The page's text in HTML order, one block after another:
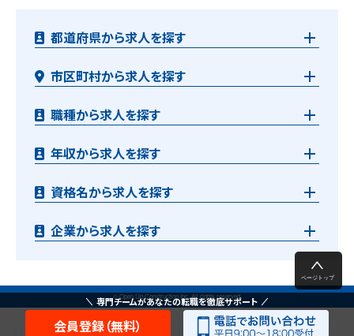
都道府県から求人を探す
市区町村から求人を探す
職種から求人を探す
年収から求人を探す
資格名から求人を探す
企業から求人を探す
© Open Up Construction Inc. All rights reserved.
専門チームがあなたの転職を徹底サポート
会員登録（無料）